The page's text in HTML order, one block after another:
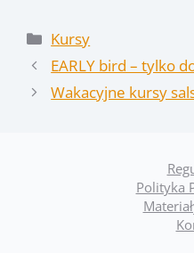
Kategorie
Kursy
EARLY bird – tylko
Wakacyjne kursy
Polityka